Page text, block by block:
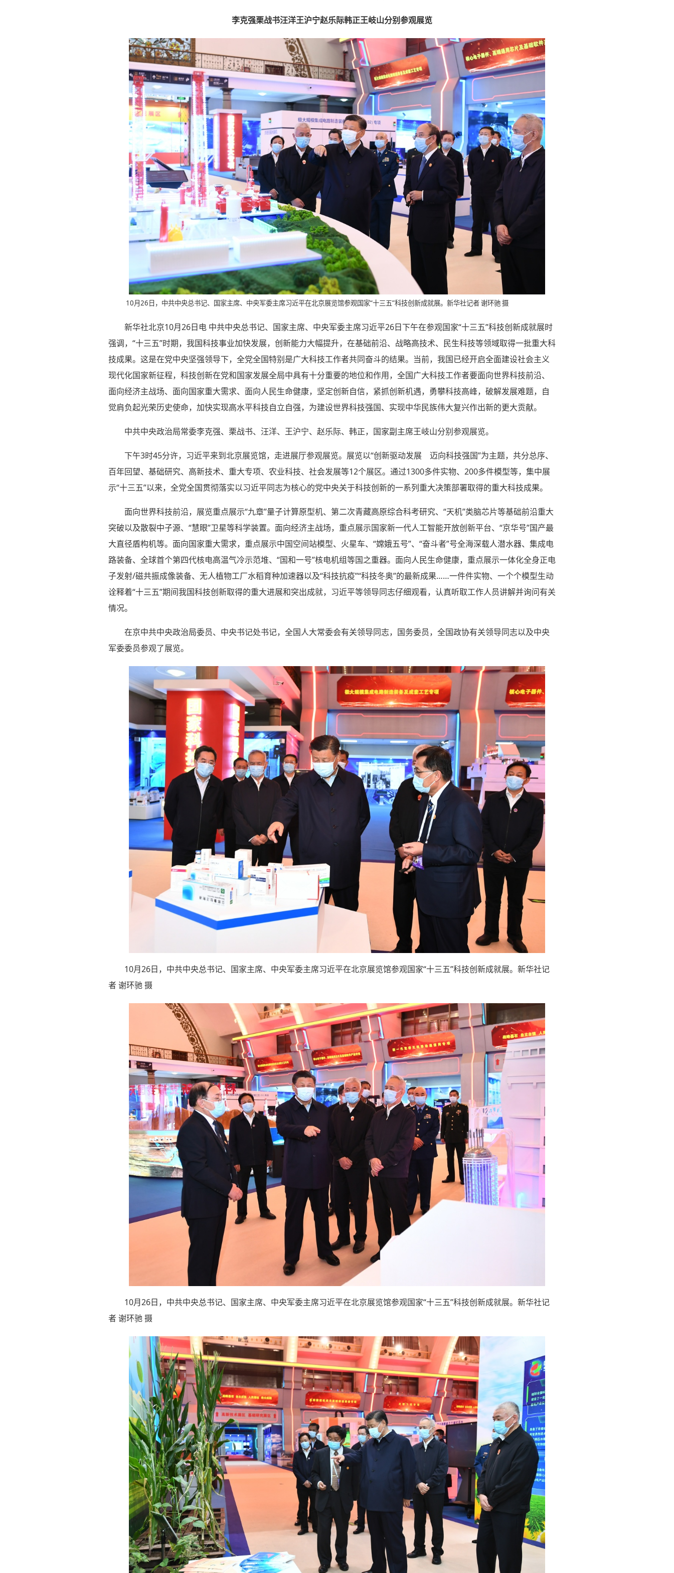
李克强栗战书汪洋王沪宁赵乐际韩正王岐山分别参观展览
10月26日，中共中央总书记、国家主席、中央军委主席习近平在北京展览馆参观国家“十三五”科技创新成就展。新华社记者 谢环驰 摄
新华社北京10月26日电 中共中央总书记、国家主席、中央军委主席习近平26日下午在参观国家“十三五”科技创新成就展时
强调，“十三五”时期，我国科技事业加快发展，创新能力大幅提升，在基础前沿、战略高技术、民生科技等领域取得一批重大科
技成果。这是在党中央坚强领导下，全党全国特别是广大科技工作者共同奋斗的结果。当前，我国已经开启全面建设社会主义
现代化国家新征程，科技创新在党和国家发展全局中具有十分重要的地位和作用，全国广大科技工作者要面向世界科技前沿、
面向经济主战场、面向国家重大需求、面向人民生命健康，坚定创新自信，紧抓创新机遇，勇攀科技高峰，破解发展难题，自
觉肩负起光荣历史使命，加快实现高水平科技自立自强，为建设世界科技强国、实现中华民族伟大复兴作出新的更大贡献。
中共中央政治局常委李克强、栗战书、汪洋、王沪宁、赵乐际、韩正，国家副主席王岐山分别参观展览。
下午3时45分许，习近平来到北京展览馆，走进展厅参观展览。展览以“创新驱动发展 迈向科技强国”为主题，共分总序、
百年回望、基础研究、高新技术、重大专项、农业科技、社会发展等12个展区。通过1300多件实物、200多件模型等，集中展
示“十三五”以来，全党全国贯彻落实以习近平同志为核心的党中央关于科技创新的一系列重大决策部署取得的重大科技成果。
面向世界科技前沿，展览重点展示“九章”量子计算原型机、第二次青藏高原综合科考研究、“天机”类脑芯片等基础前沿重大
突破以及散裂中子源、“慧眼”卫星等科学装置。面向经济主战场，重点展示国家新一代人工智能开放创新平台、“京华号”国产最
大直径盾构机等。面向国家重大需求，重点展示中国空间站模型、火星车、“嫦娥五号”、“奋斗者”号全海深载人潜水器、集成电
路装备、全球首个第四代核电高温气冷示范堆、“国和一号”核电机组等国之重器。面向人民生命健康，重点展示一体化全身正电
子发射/磁共振成像装备、无人植物工厂水稻育种加速器以及“科技抗疫”“科技冬奥”的最新成果……一件件实物、一个个模型生动
诠释着“十三五”期间我国科技创新取得的重大进展和突出成就，习近平等领导同志仔细观看，认真听取工作人员讲解并询问有关
情况。
在京中共中央政治局委员、中央书记处书记，全国人大常委会有关领导同志，国务委员，全国政协有关领导同志以及中央
军委委员参观了展览。
10月26日，中共中央总书记、国家主席、中央军委主席习近平在北京展览馆参观国家“十三五”科技创新成就展。新华社记
者 谢环驰 摄
10月26日，中共中央总书记、国家主席、中央军委主席习近平在北京展览馆参观国家“十三五”科技创新成就展。新华社记
者 谢环驰 摄